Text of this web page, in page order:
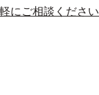
にご相談ください